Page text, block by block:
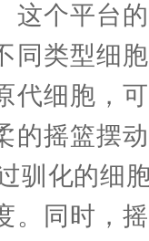
这个平台
同类型细
代细胞，
的摇篮摆
驯化的细
。同时，